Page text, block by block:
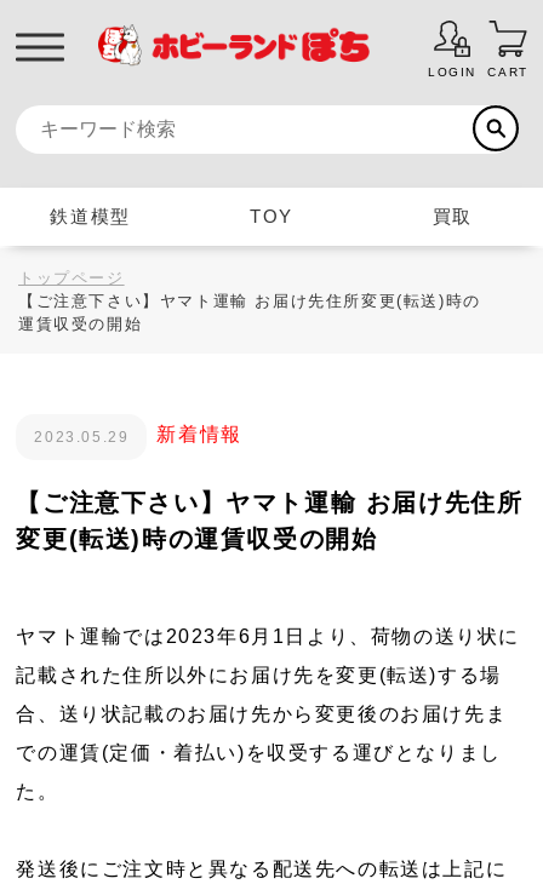
LOGIN CART
鉄道模型 TOY 買取
トップページ
【ご注意下さい】ヤマト運輸 お届け先住所変更(転送)時の
運賃収受の開始
2023.05.29 新着情報
【ご注意下さい】ヤマト運輸 お届け先住所
変更(転送)時の運賃収受の開始
ヤマト運輸では2023年6月1日より、荷物の送り状に
記載された住所以外にお届け先を変更(転送)する場
合、送り状記載のお届け先から変更後のお届け先ま
での運賃(定価・着払い)を収受する運びとなりまし
た。
発送後にご注文時と異なる配送先への転送は上記に